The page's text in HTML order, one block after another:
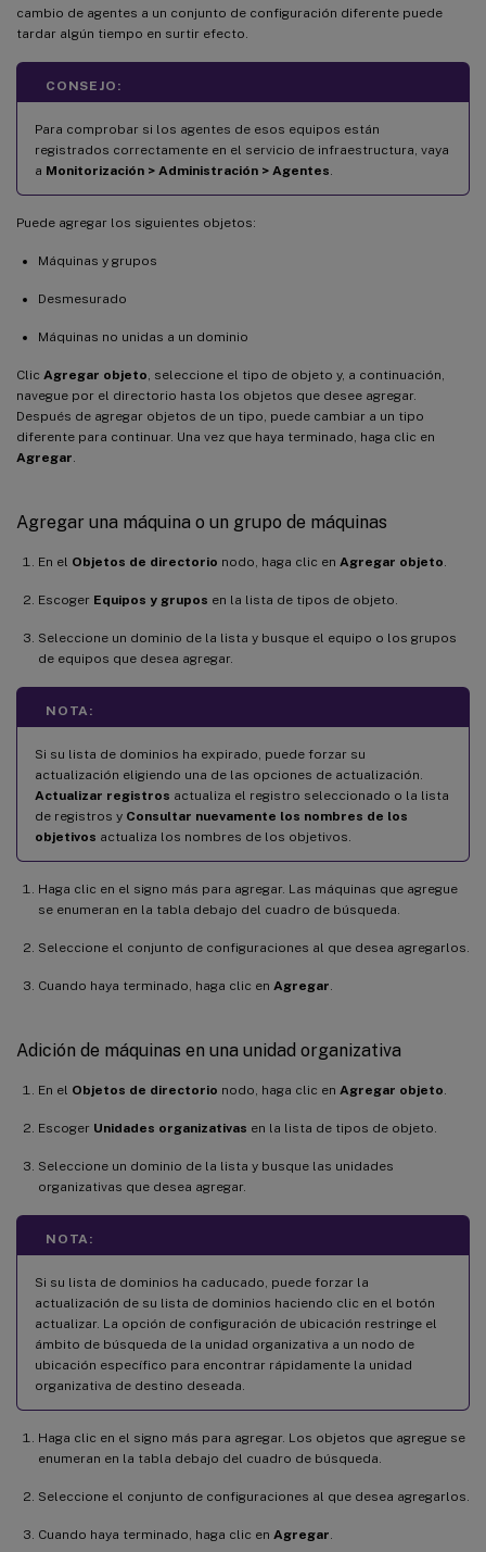
cambio de agentes a un conjunto de configuración diferente puede
tardar algún tiempo en surtir efecto.
CONSEJO:
Para comprobar si los agentes de esos equipos están
registrados correctamente en el servicio de infraestructura, vaya
a Monitorización > Administración > Agentes
Puede agregar los siguientes objetos:
Máquinas y grupos
Desmesurado
Máquinas no unidas a un dominio
Clic Agregar objeto , seleccione el tipo de objeto y, a continuación,
navegue por el directorio hasta los objetos que desee agregar.
Después de agregar objetos de un tipo, puede cambiar a un tipo
diferente para continuar. Una vez que haya terminado, haga clic en
Agregar
Agregar una máquina o un grupo de máquinas
En el Objetos de directorio nodo, haga clic en Agregar objeto
Escoger Equipos y grupos en la lista de tipos de objeto.
Seleccione un dominio de la lista y busque el equipo o los grupos
de equipos que desea agregar.
NOTA:
Si su lista de dominios ha expirado, puede forzar su
actualización eligiendo una de las opciones de actualización.
Actualizar registros actualiza el registro seleccionado o la lista
de registros y Consultar nuevamente los nombres de los
objetivos actualiza los nombres de los objetivos.
Haga clic en el signo más para agregar. Las máquinas que agregue
se enumeran en la tabla debajo del cuadro de búsqueda.
Seleccione el conjunto de configuraciones al que desea agregarlos.
Cuando haya terminado, haga clic en Agregar
Adición de máquinas en una unidad organizativa
En el Objetos de directorio nodo, haga clic en Agregar objeto
Escoger Unidades organizativas en la lista de tipos de objeto.
Seleccione un dominio de la lista y busque las unidades
organizativas que desea agregar.
NOTA:
Si su lista de dominios ha caducado, puede forzar la
actualización de su lista de dominios haciendo clic en el botón
actualizar. La opción de configuración de ubicación restringe el
ámbito de búsqueda de la unidad organizativa a un nodo de
ubicación específico para encontrar rápidamente la unidad
organizativa de destino deseada.
Haga clic en el signo más para agregar. Los objetos que agregue se
enumeran en la tabla debajo del cuadro de búsqueda.
Seleccione el conjunto de configuraciones al que desea agregarlos.
Cuando haya terminado, haga clic en Agregar